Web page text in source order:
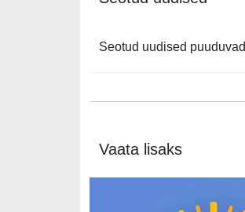
Seotud uudised puuduvad
Vaata lisaks